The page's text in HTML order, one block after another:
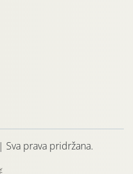
Sva prava pridržana.